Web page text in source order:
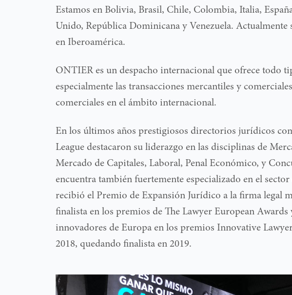
Estamos en Bolivia, Brasil, Chile, Colombia, Italia,
Unido, República Dominicana y Venezuela.
en Iberoamérica.
ONTIER es un despacho internacional que ofrece todo
especialmente las transacciones mercantiles y
comerciales en el ámbito internacional.
En los últimos años prestigiosos directorios jurídicos
League destacaron su liderazgo en las disciplinas de
Mercado de Capitales, Laboral, Penal Económico, y
encuentra también fuertemente especializado en el
recibió el Premio de Expansión Jurídico a la firma legal
finalista en los premios de The Lawyer European
innovadores de Europa en los premios Innovative
2018, quedando finalista en 2019.